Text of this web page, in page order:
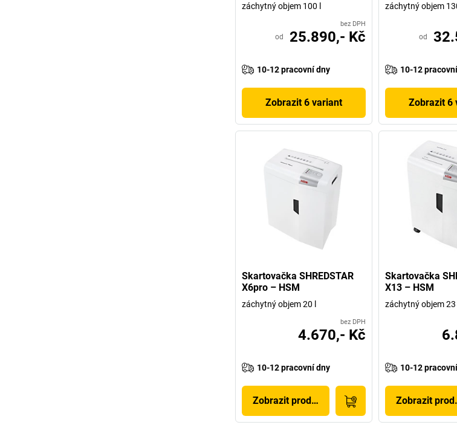
záchytný objem 100 l
bez DPH
od 25.890,- Kč
10-12 pracovní dny
Zobrazit 6 variant
záchytný objem
od
10-12
Zobrazit 6
Skartovačka SHREDSTAR
X6pro – HSM
záchytný objem 20 l
bez DPH
4.670,- Kč
10-12 pracovní dny
Zobrazit produkt
Skartovačka
X13 – HSM
záchytný objem 23 l
10-12
Zobrazit